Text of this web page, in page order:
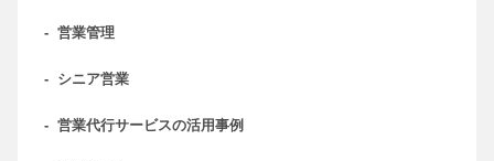
- 営業管理
- シニア営業
- 営業代行サービスの活用事例